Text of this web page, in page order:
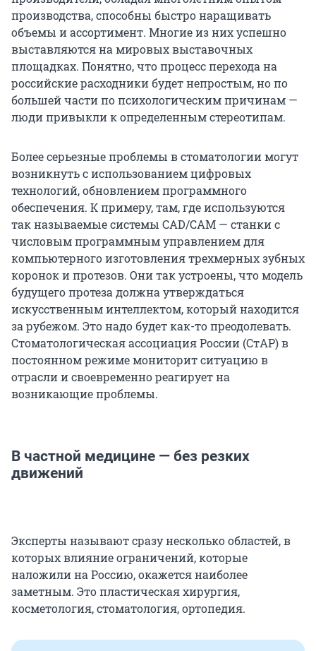
производства, способны быстро наращивать
объемы и ассортимент. Многие из них успешно
выставляются на мировых выставочных
площадках. Понятно, что процесс перехода на
российские расходники будет непростым, но по
большей части по психологическим причинам —
люди привыкли к определенным стереотипам.
Более серьезные проблемы в стоматологии могут
возникнуть с использованием цифровых
технологий, обновлением программного
обеспечения. К примеру, там, где используются
так называемые системы CAD/CAM — станки с
числовым программным управлением для
компьютерного изготовления трехмерных зубных
коронок и протезов. Они так устроены, что модель
будущего протеза должна утверждаться
искусственным интеллектом, который находится
за рубежом. Это надо будет как-то преодолевать.
Стоматологическая ассоциация России (СтАР) в
постоянном режиме мониторит ситуацию в
отрасли и своевременно реагирует на
возникающие проблемы.
В частной медицине — без резких
движений
Эксперты называют сразу несколько областей, в
которых влияние ограничений, которые
наложили на Россию, окажется наиболее
заметным. Это пластическая хирургия,
косметология, стоматология, ортопедия.